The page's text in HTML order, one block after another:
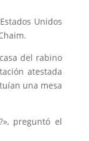
Unidos
del rabino
atestada
una mesa
preguntó el